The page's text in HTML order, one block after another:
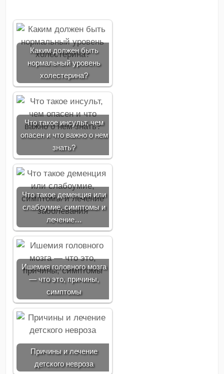
Каким должен быть
нормальный уровень
холестерина?
Что такое инсульт, чем
опасен и что важно о нем
знать?
Что такое деменция или
слабоумие, симптомы и
лечение…
Ишемия головного мозга
— что это, причины,
симптомы
Причины и лечение
детского невроза